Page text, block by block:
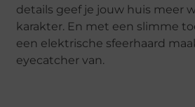
details geef je jouw huis meer
karakter. En met een slimme
een elektrische sfeerhaard
eyecatcher van.